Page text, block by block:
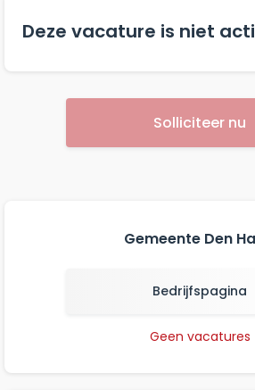
Deze vacature is niet
Solliciteer nu
Gemeente Den
Bedrijfspagina
Geen vacatures